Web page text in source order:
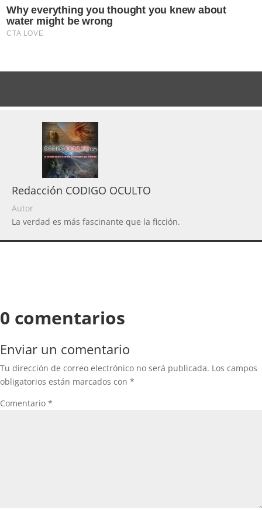
Redacción CODIGO OCULTO
Autor
La verdad es más fascinante que la ficción.
0 comentarios
Enviar un comentario
Tu dirección de correo electrónico no será publicada. Los campos
obligatorios están marcados con *
Comentario *